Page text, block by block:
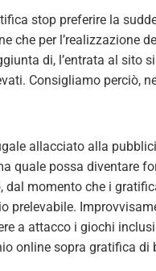
stop preferire la
che per l’realizzazione
di, l’entrata al sito
Consigliamo perciò,
allacciato alla
quale possa diventare
dal momento che i
prelevabile.
a attacco i giochi
online sopra gratifica di